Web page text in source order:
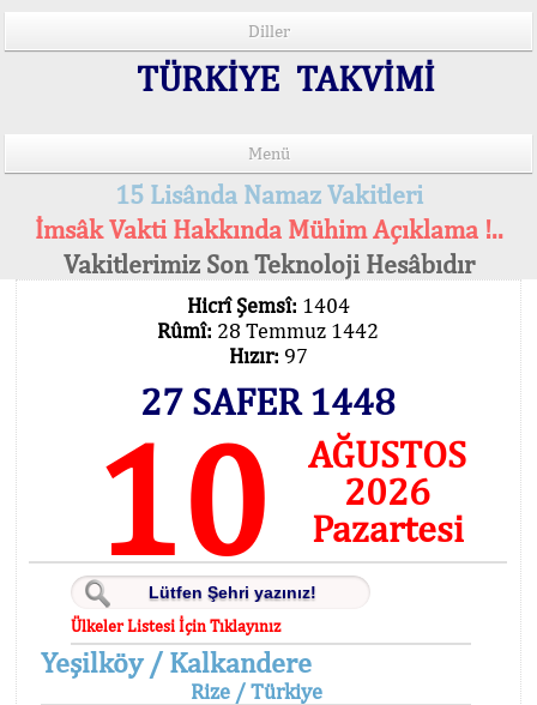
Diller
TÜRKİYE TAKVİMİ
Menü
15 Lisânda Namaz Vakitleri
İmsâk Vakti Hakkında Mühim Açıklama !..
Vakitlerimiz Son Teknoloji Hesâbıdır
Hicrî Şemsî: 1404
Rûmî: 28 Temmuz 1442
Hızır: 97
27 SAFER 1448
10
AĞUSTOS
2026
Pazartesi
Ülkeler Listesi İçin Tıklayınız
Yeşilköy / Kalkandere
Rize / Türkiye